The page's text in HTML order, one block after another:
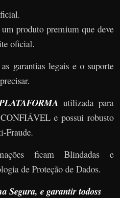
produto premium que deve
oficial.
garantias legais e o suporte
utilizada para
e possui robusto
Fraude.
ficam Blindadas e
de Proteção de Dados.
Segura, e garantir todoss